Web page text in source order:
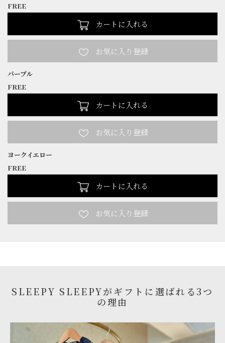
FREE
カートに入れる
パープル
FREE
カートに入れる
ヨークイエロー
FREE
カートに入れる
SLEEPY SLEEPYがギフトに選ばれる3つ
の理由